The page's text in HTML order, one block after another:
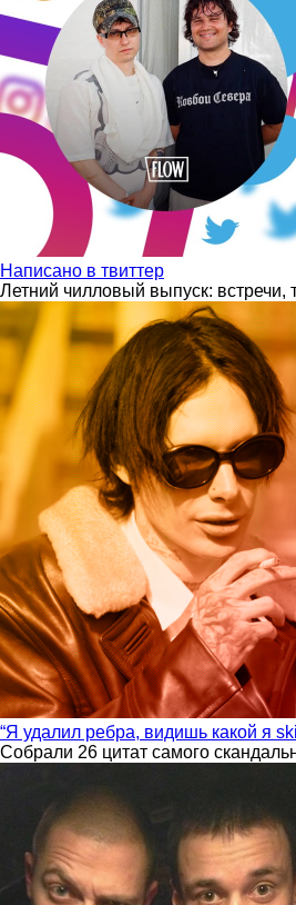
Написано в твиттер
Летний чилловый выпуск:
“Я удалил ребра, видишь какой я
Собрали 26 цитат самого